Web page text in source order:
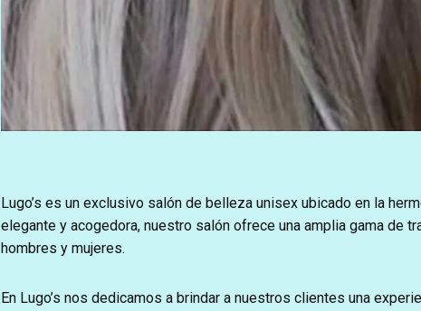
Lugo’s es un exclusivo salón de belleza unisex ubicado en la
elegante y acogedora, nuestro salón ofrece una amplia gama de
hombres y mujeres.
En Lugo’s nos dedicamos a brindar a nuestros clientes una